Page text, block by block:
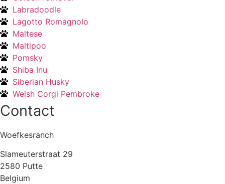
Labradoodle
Lagotto Romagnolo
Maltese
Maltipoo
Pomsky
Shiba Inu
Siberian Husky
Welsh Corgi Pembroke
Contact
Woefkesranch
Slameuterstraat 29
2580 Putte
Belgium